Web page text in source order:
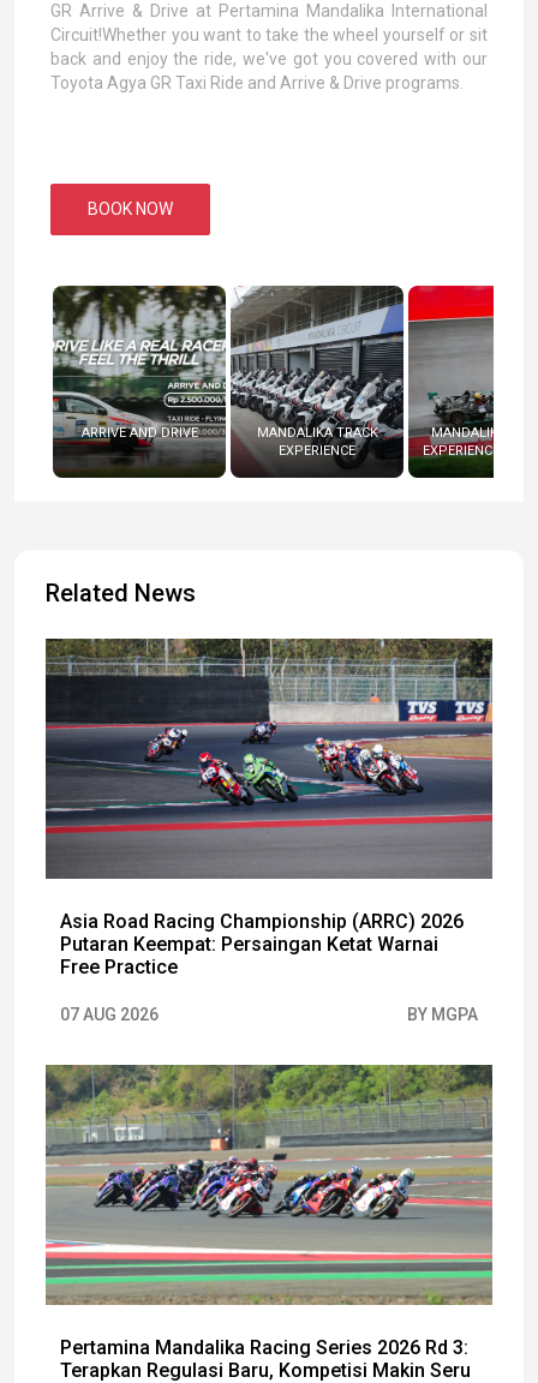
GR Arrive & Drive at Pertamina Mandalika International
Circuit!Whether you want to take the wheel yourself or sit
back and enjoy the ride, we've got you covered with our
Toyota Agya GR Taxi Ride and Arrive & Drive programs.
BOOK NOW
ARRIVE AND DRIVE
MANDALIKA TRACK
EXPERIENCE
MANDALIKA
EXPERIENCE
Related News
Asia Road Racing Championship (ARRC) 2026
Putaran Keempat: Persaingan Ketat Warnai
Free Practice
07 AUG 2026 BY MGPA
Pertamina Mandalika Racing Series 2026 Rd 3:
Terapkan Regulasi Baru, Kompetisi Makin Seru